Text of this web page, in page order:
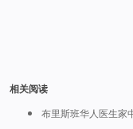
相关阅读
布里斯班华人医生家